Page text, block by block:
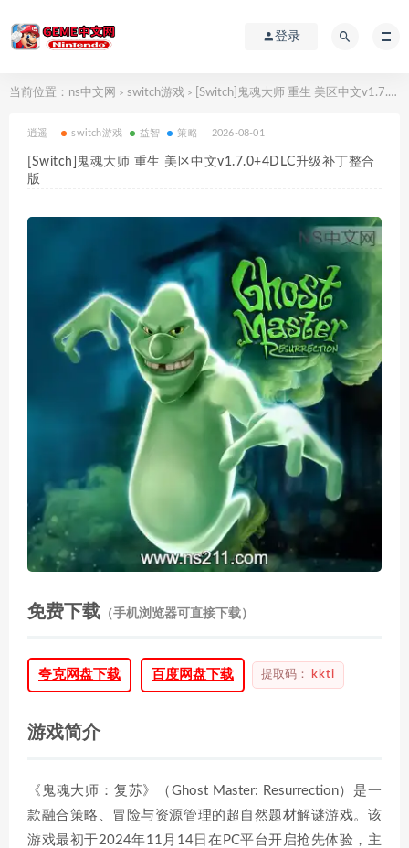
登录
当前位置： ns中文网 > switch游戏 > [Switch]鬼魂大师 重生 美区中文v1.7.0+4DLC升级补丁整合版
逍遥 switch游戏 益智 策略 2026-08-01
[Switch]鬼魂大师 重生 美区中文v1.7.0+4DLC升级补丁整合
版
免费下载 （手机浏览器可直接下载）
夸克网盘下载 百度网盘下载 提取码： kkti
游戏简介
《鬼魂大师：复苏》（Ghost Master: Resurrection）是一
款融合策略、冒险与资源管理的超自然题材解谜游戏。该
游戏最初于2024年11月14日在PC平台开启抢先体验，主